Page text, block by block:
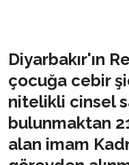
Diyarbakır'ın
çocuğa cebir
nitelikli cinsel
bulunmaktan
alan imam